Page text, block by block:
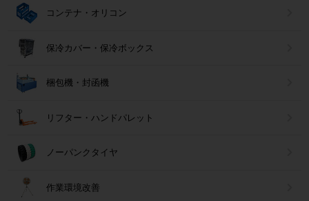
コンテナ・オリコン
保冷カバー・保冷ボックス
梱包機・封函機
リフター・ハンドパレット
ノーパンクタイヤ
作業環境改善